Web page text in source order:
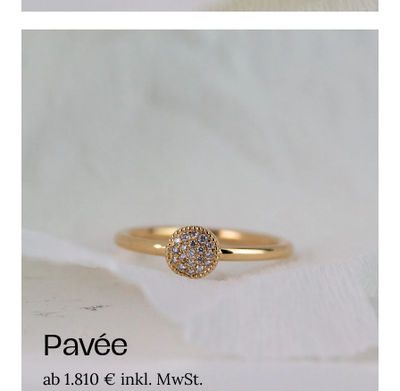
Pavée
ab 1.810 € inkl. MwSt.